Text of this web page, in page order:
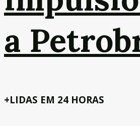
a
+LIDAS EM 24 HORAS